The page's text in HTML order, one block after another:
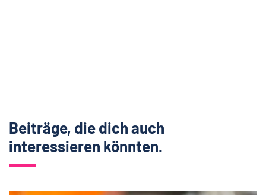
Beiträge, die dich auch
interessieren könnten.